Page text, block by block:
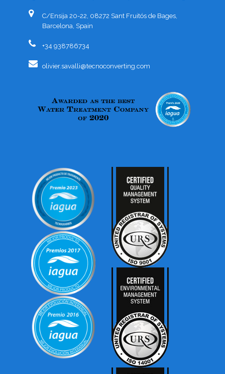
C/Ensija 20-22, 08272 Sant Fruitós de Bages,
Barcelona, Spain
+34 938786734
olivier.savalli@tecnoconverting.com